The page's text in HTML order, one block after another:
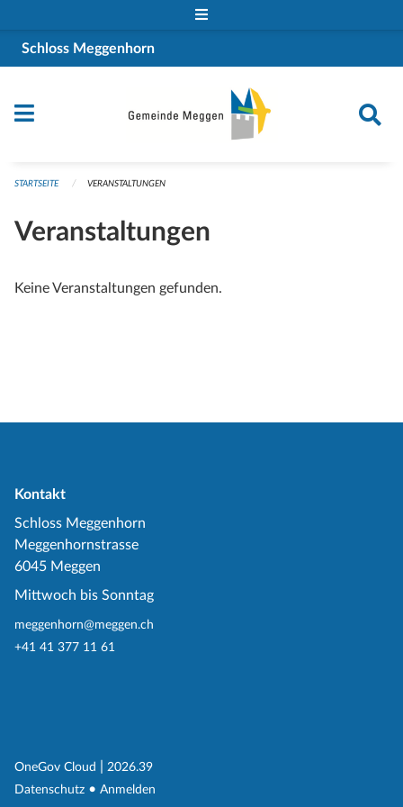
Schloss Meggenhorn
STARTSEITE VERANSTALTUNGEN
Veranstaltungen
Keine Veranstaltungen gefunden.
Kontakt
Schloss Meggenhorn
Meggenhornstrasse
6045 Meggen
Mittwoch bis Sonntag
meggenhorn@meggen.ch
+41 41 377 11 61
OneGov Cloud (External Link)
2026.39
Datenschutz (External Link)
Anmelden